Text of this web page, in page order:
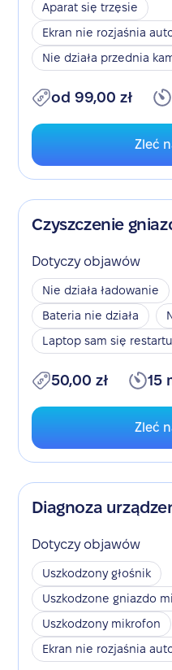
Aparat się trzęsie
Ekran nie rozjaśnia
Nie działa przednia
od 99,00 zł
Zleć
Czyszczenie
Dotyczy objawów
Nie działa ładowanie
Bateria nie działa
Laptop sam się
50,00 zł 15
Zleć
Diagnoza
Dotyczy objawów
Uszkodzony głośnik
Uszkodzone gniazdo
Uszkodzony mikrofon
Ekran nie rozjaśnia